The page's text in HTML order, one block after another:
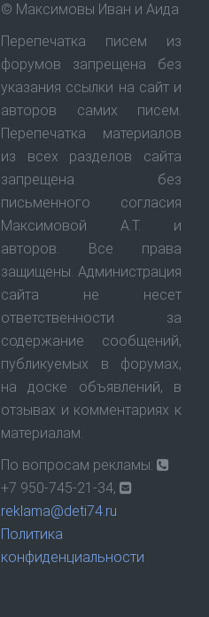
© Максимовы Иван и Аида
Перепечатка писем из
форумов запрещена без
указания ссылки на сайт и
авторов самих писем.
Перепечатка материалов
из всех разделов сайта
запрещена без
письменного согласия
Максимовой А.Т. и
авторов. Все права
защищены. Администрация
сайта не несет
ответственности за
содержание сообщений,
публикуемых в форумах,
на доске объявлений, в
отзывах и комментариях к
материалам.
По вопросам рекламы:
+7 950-745-21-34,
reklama@deti74.ru
Политика
конфиденциальности